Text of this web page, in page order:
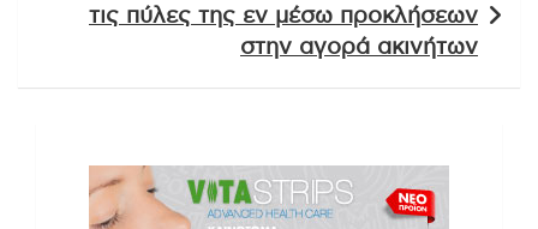
τις πύλες της εν μέσω προκλήσεων
στην αγορά ακινήτων